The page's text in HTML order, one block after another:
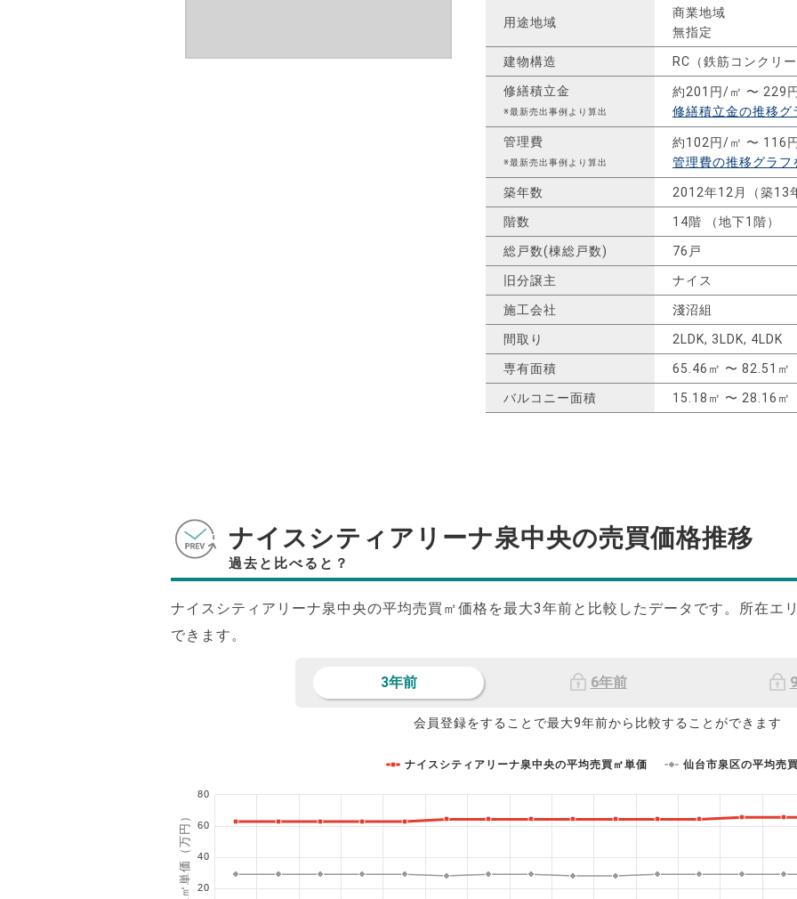
用途地域
商業地域
無指定
建物構造 RC（鉄筋コンクリ
修繕積立金
※最新売出事例より算出
約201円/㎡ 〜 229
修繕積立金の推移グ
管理費
※最新売出事例より算出
約102円/㎡ 〜 116
管理費の推移グラフ
築年数 2012年12月（築13
階数 14階 （地下1階）
総戸数(棟総戸数) 76戸
旧分譲主 ナイス
施工会社 淺沼組
間取り 2LDK, 3LDK, 4LDK
専有面積 65.46㎡ 〜 82.51㎡
バルコニー面積 15.18㎡ 〜 28.16㎡
ナイスシティアリーナ泉中央の売買価格推移
過去と比べると？
ナイスシティアリーナ泉中央の平均売買㎡価格を最大3年前と比較したデータです。所在エ
できます。
3年前 6年前
会員登録をすることで最大9年前から比較することができます
1㎡単価（万円）
ナイスシティアリーナ泉中央の平均売買㎡単価 仙台市泉区の平均売
20
40
60
80